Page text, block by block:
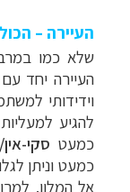
העיירה –
שלא כמו
העיירה יחד
וידידותי
להגיע
כמעט סקי-
כמעט וניתן
אל המלון.